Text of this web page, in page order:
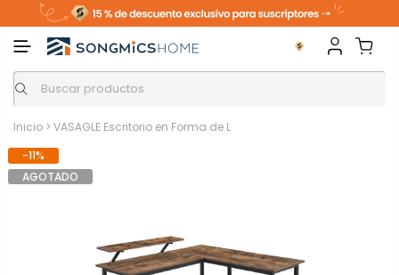
Inicio > VASAGLE Escritorio en Forma de L
-11%
AGOTADO